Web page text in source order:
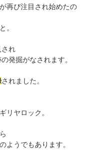
再び注目され始めたの
。
され
発掘がなされます。
されました。
リヤロック。
ようでもあります。